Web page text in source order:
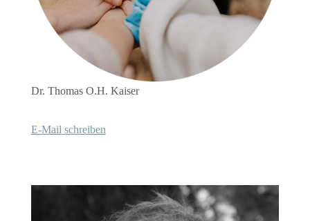
Dr. Thomas O.H. Kaiser
E-Mail schreiben